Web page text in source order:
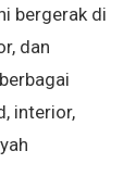
bergerak di
dan
interior,